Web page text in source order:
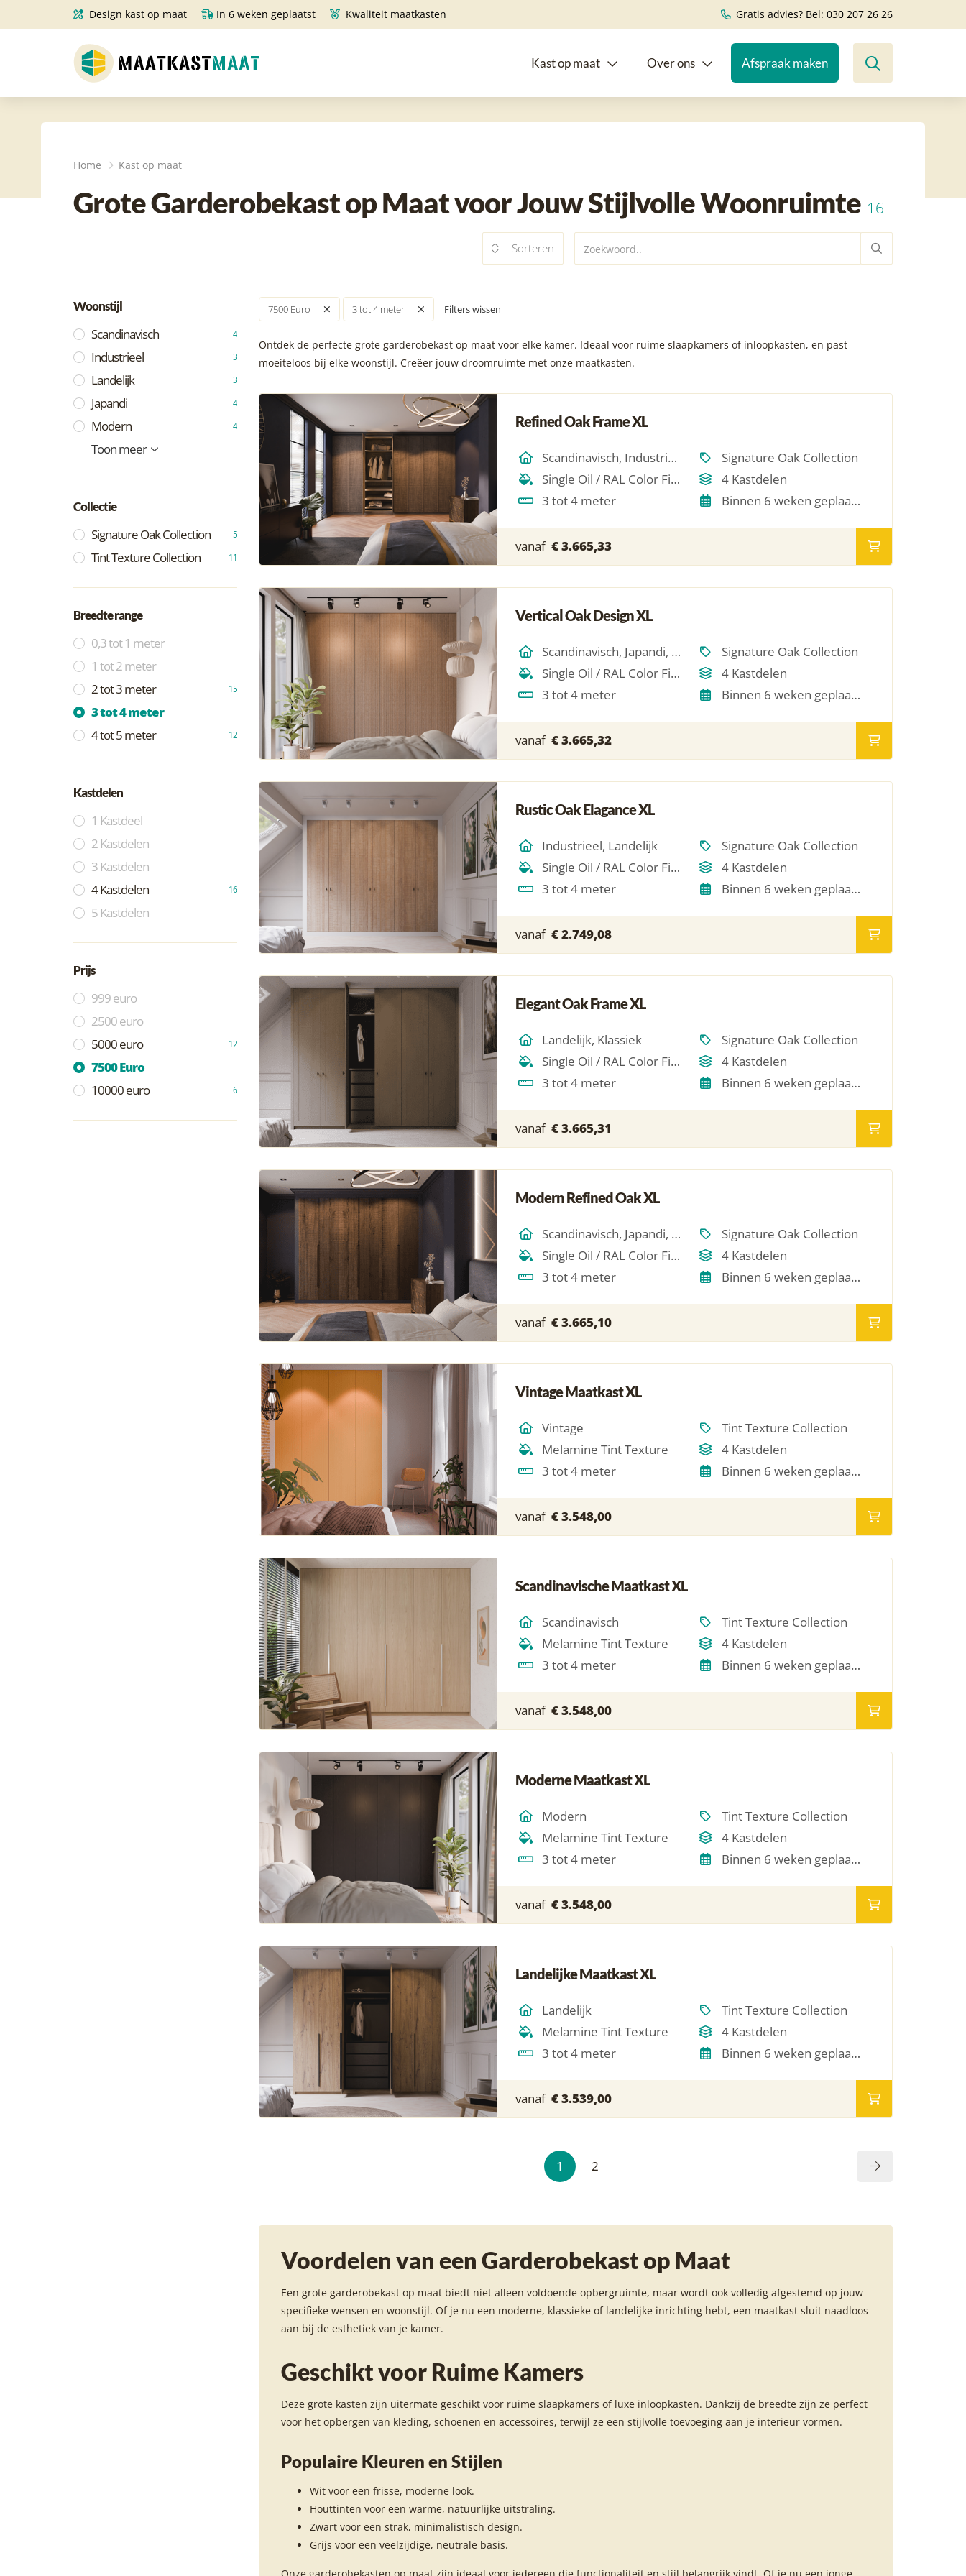
Home Kast op maat
Grote Garderobekast op Maat voor Jouw Stijlvolle Woonruimte 16
Sorteren
Woonstijl
Scandinavisch 4
Industrieel 3
Landelijk 3
Japandi 4
Modern 4
Vintage
Bohemian
Hotel Chique
Minimalistich
Klassiek
Mediteriaans
Toon meer
Collectie
Signature Oak Collection 5
Tint Texture Collection 11
Breedte range
0,3 tot 1 meter
1 tot 2 meter
2 tot 3 meter
15
3 tot 4 meter
4 tot 5 meter
12
Kastdelen
1 Kastdeel
2 Kastdelen
3 Kastdelen
4 Kastdelen
16
5 Kastdelen
Prijs
999 euro
2500 euro
5000 euro
12
7500 Euro
10000 euro
6
7500 Euro 3 tot 4 meter Filters wissen
Ontdek de perfecte grote garderobekast op maat voor elke kamer. Ideaal voor ruime slaapkamers of inloopkasten, en past
moeiteloos bij elke woonstijl. Creëer jouw droomruimte met onze maatkasten.
Refined Oak Frame XL
Scandinavisch, Industrieel, Japandi, Modern, Hotel Chique, Minimalistich
Signature Oak Collection
Single Oil / RAL Color Finish
4 Kastdelen
3 tot 4 meter
Binnen 6 weken geplaatst
vanaf € 3.665,33
Vertical Oak Design XL
Scandinavisch, Japandi, Modern, Minimalistich
Signature Oak Collection
Single Oil / RAL Color Finish
4 Kastdelen
3 tot 4 meter
Binnen 6 weken geplaatst
vanaf € 3.665,32
Rustic Oak Elagance XL
Industrieel, Landelijk
Signature Oak Collection
Single Oil / RAL Color Finish
4 Kastdelen
3 tot 4 meter
Binnen 6 weken geplaatst
vanaf € 2.749,08
Elegant Oak Frame XL
Landelijk, Klassiek
Signature Oak Collection
Single Oil / RAL Color Finish
4 Kastdelen
3 tot 4 meter
Binnen 6 weken geplaatst
vanaf € 3.665,31
Modern Refined Oak XL
Scandinavisch, Japandi, Modern, Hotel Chique, Minimalistich
Signature Oak Collection
Single Oil / RAL Color Finish
4 Kastdelen
3 tot 4 meter
Binnen 6 weken geplaatst
vanaf € 3.665,10
Vintage Maatkast XL
Vintage
Tint Texture Collection
Melamine Tint Texture
4 Kastdelen
3 tot 4 meter
Binnen 6 weken geplaatst
vanaf € 3.548,00
Scandinavische Maatkast XL
Scandinavisch
Tint Texture Collection
Melamine Tint Texture
4 Kastdelen
3 tot 4 meter
Binnen 6 weken geplaatst
vanaf € 3.548,00
Moderne Maatkast XL
Modern
Tint Texture Collection
Melamine Tint Texture
4 Kastdelen
3 tot 4 meter
Binnen 6 weken geplaatst
vanaf € 3.548,00
Landelijke Maatkast XL
Landelijk
Tint Texture Collection
Melamine Tint Texture
4 Kastdelen
3 tot 4 meter
Binnen 6 weken geplaatst
vanaf € 3.539,00
1 2
Voordelen van een Garderobekast op Maat
Een grote garderobekast op maat biedt niet alleen voldoende opbergruimte, maar wordt ook volledig afgestemd op jouw
specifieke wensen en woonstijl. Of je nu een moderne, klassieke of landelijke inrichting hebt, een maatkast sluit naadloos
aan bij de esthetiek van je kamer.
Geschikt voor Ruime Kamers
Deze grote kasten zijn uitermate geschikt voor ruime slaapkamers of luxe inloopkasten. Dankzij de breedte zijn ze perfect
voor het opbergen van kleding, schoenen en accessoires, terwijl ze een stijlvolle toevoeging aan je interieur vormen.
Populaire Kleuren en Stijlen
Wit voor een frisse, moderne look.
Houttinten voor een warme, natuurlijke uitstraling.
Zwart voor een strak, minimalistisch design.
Grijs voor een veelzijdige, neutrale basis.
Design kast op maat In 6 weken geplaatst Kwaliteit maatkasten Gratis advies? Bel: 030 207 26 26
Kast op maat Over ons Afspraak maken